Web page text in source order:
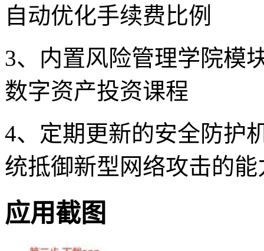
自动优化手续费比例
3、内置风险管理学院模
数字资产投资课程
4、定期更新的安全防护
统抵御新型网络攻击的能
应用截图